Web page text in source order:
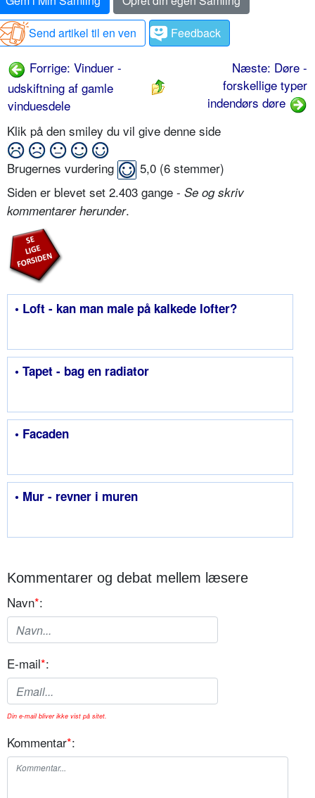
Send artikel til en ven
Feedback
Forrige: Vinduer -
udskiftning af gamle
vinduesdele
Næste: Døre -
forskellige typer
indendørs døre
Klik på den smiley du vil give denne side
Brugernes vurdering 5,0 (6 stemmer)
Siden er blevet set 2.403 gange - Se og skriv
kommentarer herunder.
• Loft - kan man male på kalkede lofter?
• Tapet - bag en radiator
• Facaden
• Mur - revner i muren
Kommentarer og debat mellem læsere
Navn*:
E-mail*:
Din e-mail bliver ikke vist på sitet.
Kommentar*: